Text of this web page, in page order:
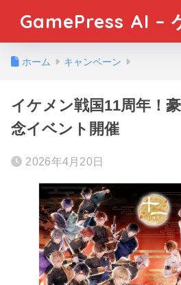
GamePress AI –
ホーム キャンペーン
イケメン戦国11周年！
念イベント開催
2026年4月20日